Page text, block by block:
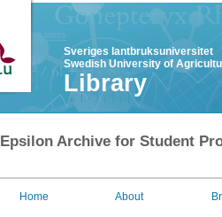
Sveriges lantbruksuniversitet
Swedish University of
Library
Epsilon Archive for Student
Home About